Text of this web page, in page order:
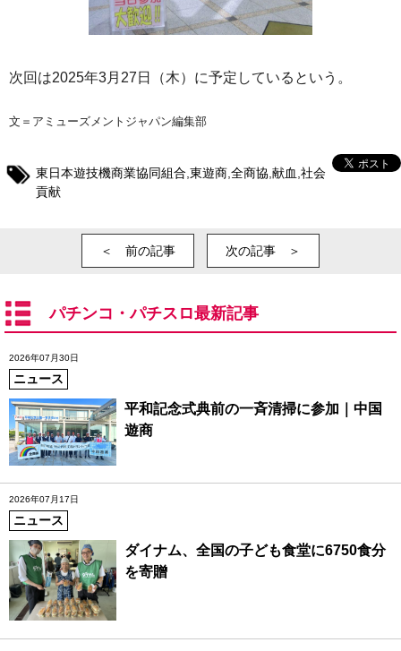
次回は2025年3月27日（木）に予定しているという。
文＝アミューズメントジャパン編集部
東日本遊技機商業協同組合 東遊商 全商協 献血 社会
貢献
＜ 前の記事 次の記事 ＞
パチンコ・パチスロ最新記事
2026年07月30日
ニュース
平和記念式典前の一斉清掃に参加｜中国
遊商
2026年07月17日
ニュース
ダイナム、全国の子ども食堂に6750食分
を寄贈